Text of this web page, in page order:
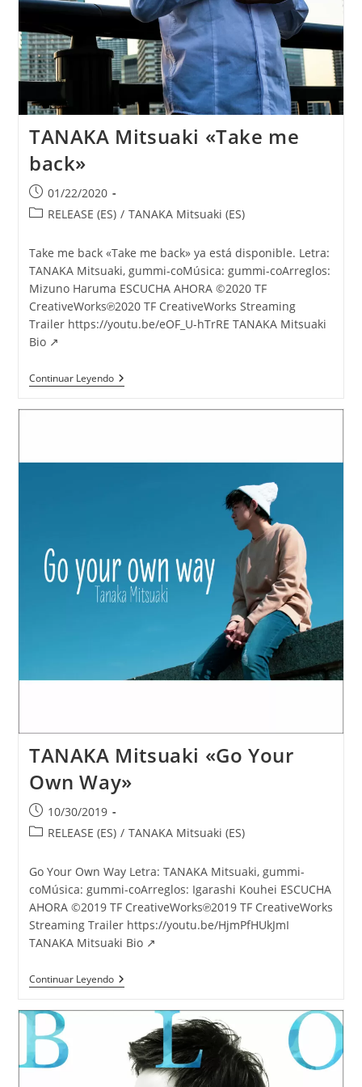
TANAKA Mitsuaki «Take me
back»
Publicación
de
01/22/2020
Categoría
la
entrada:
RELEASE (ES) / TANAKA Mitsuaki (ES)
Take me back «Take me back» ya está disponible. Letra:
TANAKA Mitsuaki, gummi-coMúsica: gummi-coArreglos:
Mizuno Haruma ESCUCHA AHORA ©2020 TF
CreativeWorks℗2020 TF CreativeWorks Streaming
Trailer https://youtu.be/eOF_U-hTrRE TANAKA Mitsuaki
Bio ↗
Continuar LeyendoTANAKA
Mitsuaki
TANAKA Mitsuaki «Go Your
Own Way»
Publicación
de
10/30/2019
Categoría
la
entrada:
RELEASE (ES) / TANAKA Mitsuaki (ES)
Go Your Own Way Letra: TANAKA Mitsuaki, gummi-
coMúsica: gummi-coArreglos: Igarashi Kouhei ESCUCHA
AHORA ©2019 TF CreativeWorks℗2019 TF CreativeWorks
Streaming Trailer https://youtu.be/HjmPfHUkJmI
TANAKA Mitsuaki Bio ↗
Continuar LeyendoTANAKA
Mitsuaki
Way»